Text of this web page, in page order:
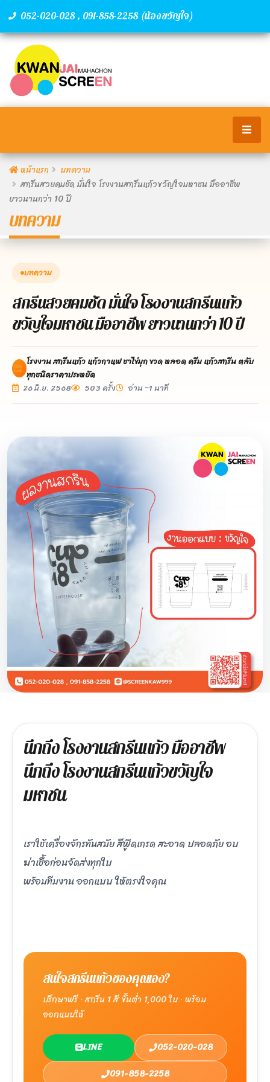
052-020-028 , 091-858-2258 (น้องขวัญใจ)
หน้าแรก
บทความ
สกรีนสวยคมชัด มั่นใจ โรงงานสกรีนแก้วขวัญใจมหาชน มืออาชีพ
ยาวนานกว่า 10 ปี
บทความ
บทความ
สกรีนสวยคมชัด มั่นใจ โรงงานสกรีนแก้ว
ขวัญใจมหาชน มืออาชีพ ยาวนานกว่า 10 ปี
โรงงาน สกรีนแก้ว แก้วกาแฟ ชาไข่มุก ขวด หลอด ครีม แก้วสกรีน ตลับ
ทุกชนิดราคาประหยัด
26 มิ.ย. 2568
503 ครั้ง อ่าน ~1 นาที
นึกถึง โรงงานสกรีนแก้ว มืออาชีพ
นึกถึง โรงงานสกรีนแก้วขวัญใจ
มหาชน
เราใช้เครื่องจักรทันสมัย สีฟู๊ดเกรด สะอาด ปลอดภัย อบ
ฆ่าเชื้อก่อนจัดส่งทุกใบ
พร้อมทีมงาน ออกแบบ ให้ตรงใจคุณ
สนใจสกรีนแก้วของคุณเอง?
ปรึกษาฟรี · สกรีน 1 สี ขั้นต่ำ 1,000 ใบ · พร้อม
ออกแบบให้
LINE
052-020-028
091-858-2258